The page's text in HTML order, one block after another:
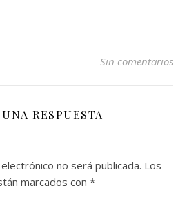
Sin comentarios
RESPUESTA
no será publicada. Los
marcados con *